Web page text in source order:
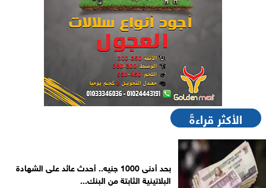
الأكثر قراءةً
بحد أدنى 1000 جنيه.. أحدث عائد على الشهادة
البلاتينية الثابتة من البنك...